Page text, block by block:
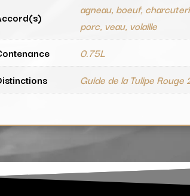
agneau, boeuf,
porc, veau, volaille
0.75L
Guide de la Tulipe Rouge